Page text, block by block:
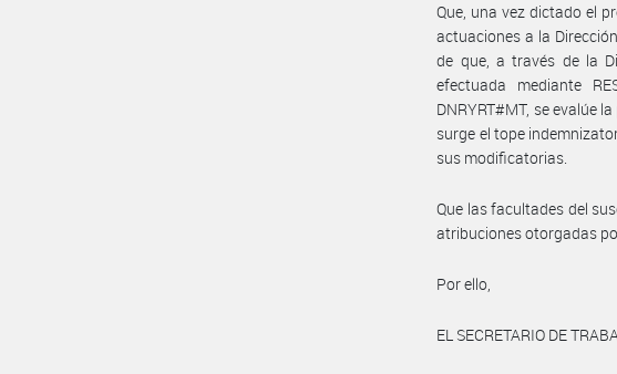
Que, una vez dictado el
actuaciones a la
de que, a través de la
efectuada mediante
DNRYRT#MT, se evalúe
surge el tope
sus modificatorias.
Que las facultades del
atribuciones otorgadas
Por ello,
EL SECRETARIO DE